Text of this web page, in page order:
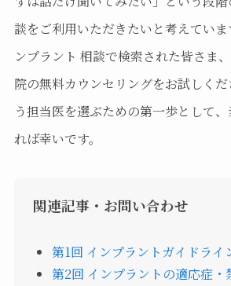
談をご利用いただきたいと考えていま
ンプラント 相談で検索された皆さま
院の無料カウンセリングをお試しく
う担当医を選ぶための第一歩として
れば幸いです。
関連記事・お問い合わせ
第1回 インプラントガイドライ
第2回 インプラントの適応症・